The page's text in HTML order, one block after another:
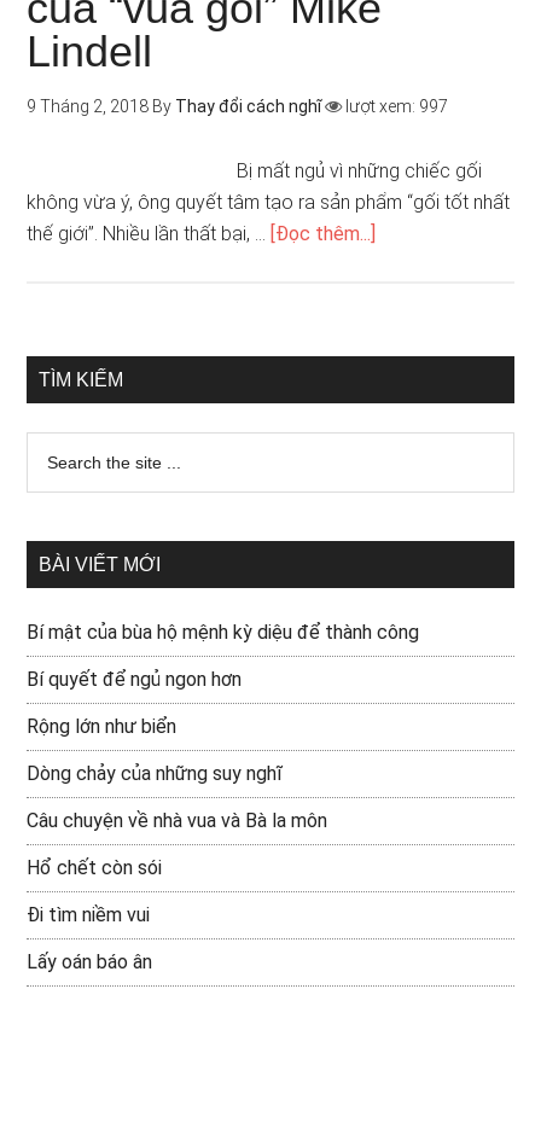
Lindell
9 Tháng 2, 2018 By Thay đổi cách nghĩ lượt xem: 997
Bị mất ngủ vì những chiếc gối
không vừa ý, ông quyết tâm tạo ra sản phẩm “gối tốt nhất
thế giới”. Nhiều lần thất bại, … [Đọc thêm...]
TÌM KIẾM
BÀI VIẾT MỚI
Bí mật của bùa hộ mệnh kỳ diệu để thành công
Bí quyết để ngủ ngon hơn
Rộng lớn như biển
Dòng chảy của những suy nghĩ
Câu chuyện về nhà vua và Bà la môn
Hổ chết còn sói
Đi tìm niềm vui
Lấy oán báo ân